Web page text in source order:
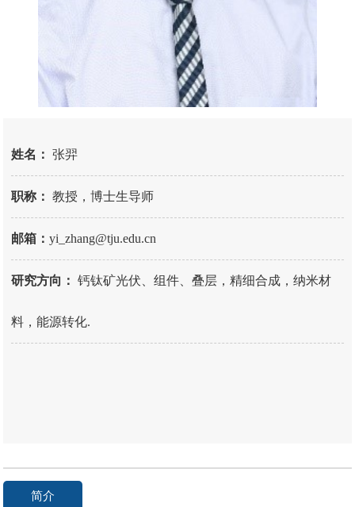
姓名： 张羿
职称： 教授，博士生导师
邮箱：yi_zhang@tju.edu.cn
研究方向： 钙钛矿光伏、组件、叠层，精细合成，纳米材
料，能源转化.
简介